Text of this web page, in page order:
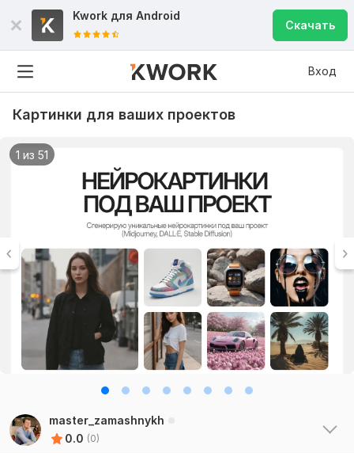
Kwork для Android
Скачать
Вход
Картинки для ваших проектов
1 из 51
master_zamashnykh
0.0 (0)